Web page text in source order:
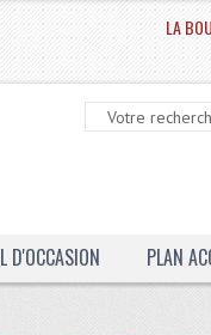
LA
D'OCCASION PLAN